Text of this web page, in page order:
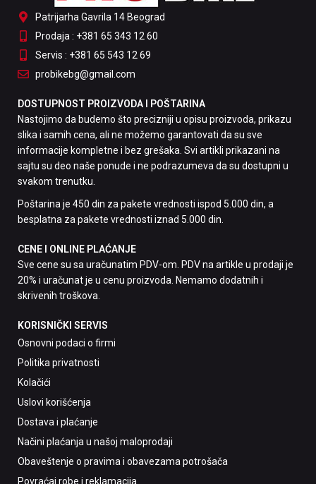
Patrijarha Gavrila 14 Beograd
Prodaja : +381 65 343 12 60
Servis : +381 65 543 12 69
probikebg@gmail.com
DOSTUPNOST PROIZVODA I POŠTARINA
Nastojimo da budemo što precizniji u opisu proizvoda, prikazu
slika i samih cena, ali ne možemo garantovati da su sve
informacije kompletne i bez grešaka. Svi artikli prikazani na
sajtu su deo naše ponude i ne podrazumeva da su dostupni u
svakom trenutku.
Poštarina je 450 din za pakete vrednosti ispod 5.000 din, a
besplatna za pakete vrednosti iznad 5.000 din.
CENE I ONLINE PLAĆANJE
Sve cene su sa uračunatim PDV-om. PDV na artikle u prodaji je
20% i uračunat je u cenu proizvoda. Nemamo dodatnih i
skrivenih troškova.
KORISNIČKI SERVIS
Osnovni podaci o firmi
Politika privatnosti
Kolačići
Uslovi korišćenja
Dostava i plaćanje
Načini plaćanja u našoj maloprodaji
Obaveštenje o pravima i obavezama potrošača
Povraćaj robe i reklamacija